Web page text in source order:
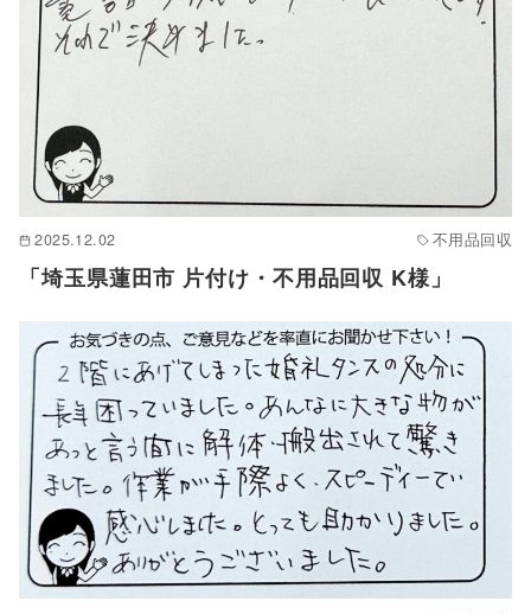
2025.12.02 不用品回収
「埼玉県蓮田市 片付け・不用品回収 K様」